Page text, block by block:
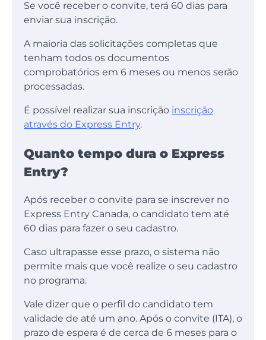
Se você receber o convite, terá 60 dias para
enviar sua inscrição.
A maioria das solicitações completas que
tenham todos os documentos
comprobatórios em 6 meses ou menos serão
processadas.
É possível realizar sua inscrição inscrição
através do Express Entry.
Quanto tempo dura o Express
Entry?
Após receber o convite para se inscrever no
Express Entry Canada, o candidato tem até
60 dias para fazer o seu cadastro.
Caso ultrapasse esse prazo, o sistema não
permite mais que você realize o seu cadastro
no programa.
Vale dizer que o perfil do candidato tem
validade de até um ano. Após o convite (ITA), o
prazo de espera é de cerca de 6 meses para o